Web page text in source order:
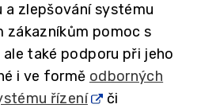
a zlepšování systému
zákazníkům pomoc s
také podporu při jeho
i ve formě odborných
řízení
či